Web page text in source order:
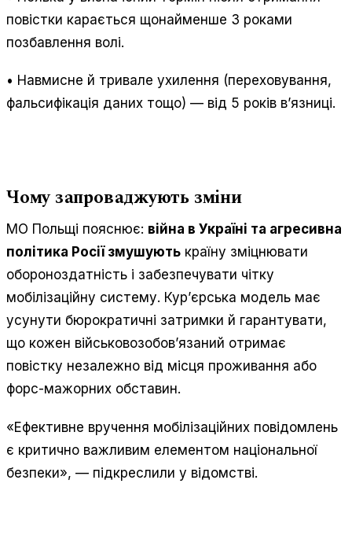
повістки карається щонайменше 3 роками
позбавлення волі.
• Навмисне й тривале ухилення (переховування,
фальсифікація даних тощо) — від 5 років в’язниці.
Чому запроваджують зміни
МО Польщі пояснює: війна в Україні та агресивна
політика Росії змушують країну зміцнювати
обороноздатність і забезпечувати чітку
мобілізаційну систему. Кур’єрська модель має
усунути бюрократичні затримки й гарантувати,
що кожен військовозобов’язаний отримає
повістку незалежно від місця проживання або
форс-мажорних обставин.
«Ефективне вручення мобілізаційних повідомлень
є критично важливим елементом національної
безпеки», — підкреслили у відомстві.